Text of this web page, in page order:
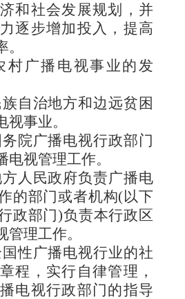
和社会发展规划，并
逐步增加投入，提高
村广播电视事业的发
自治地方和边远贫困
事业。
院广播电视行政部门
视管理工作。
人民政府负责广播电
的部门或者机构(以下
政部门)负责本行政区
理工作。
性广播电视行业的社
程，实行自律管理，
电视行政部门的指导